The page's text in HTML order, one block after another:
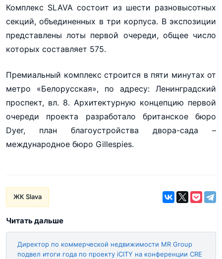
Комплекс SLAVA состоит из шести разновысотных
секций, объединенных в три корпуса. В экспозиции
представлены лоты первой очереди, общее число
которых составляет 575.
Премиальный комплекс строится в пяти минутах от
метро «Белорусская», по адресу: Ленинградский
проспект, вл. 8. Архитектурную концепцию первой
очереди проекта разработало британское бюро
Dyer, план благоустройства двора-сада –
международное бюро Gillespies.
ЖК Slava
Читать дальше
Директор по коммерческой недвижимости MR Group
подвел итоги года по проекту iCITY на конференции CRE